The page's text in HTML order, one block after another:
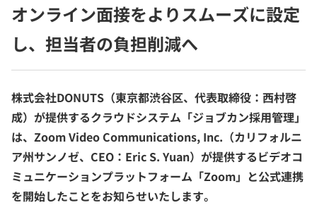
オンライン面接をよりスムーズに設定
し、担当者の負担削減へ
株式会社DONUTS（東京都渋谷区、代表取締役：西村啓
成）が提供するクラウドシステム「ジョブカン採用管理」
は、Zoom Video Communications, Inc.（カリフォルニ
ア州サンノゼ、CEO：Eric S. Yuan）が提供するビデオコ
ミュニケーションプラットフォーム「Zoom」と公式連携
を開始したことをお知らせいたします。